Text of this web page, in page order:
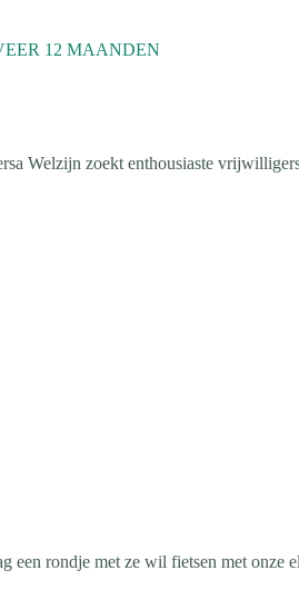
12 MAANDEN
Welzijn zoekt enthousiaste
een rondje met ze wil fietsen met onze